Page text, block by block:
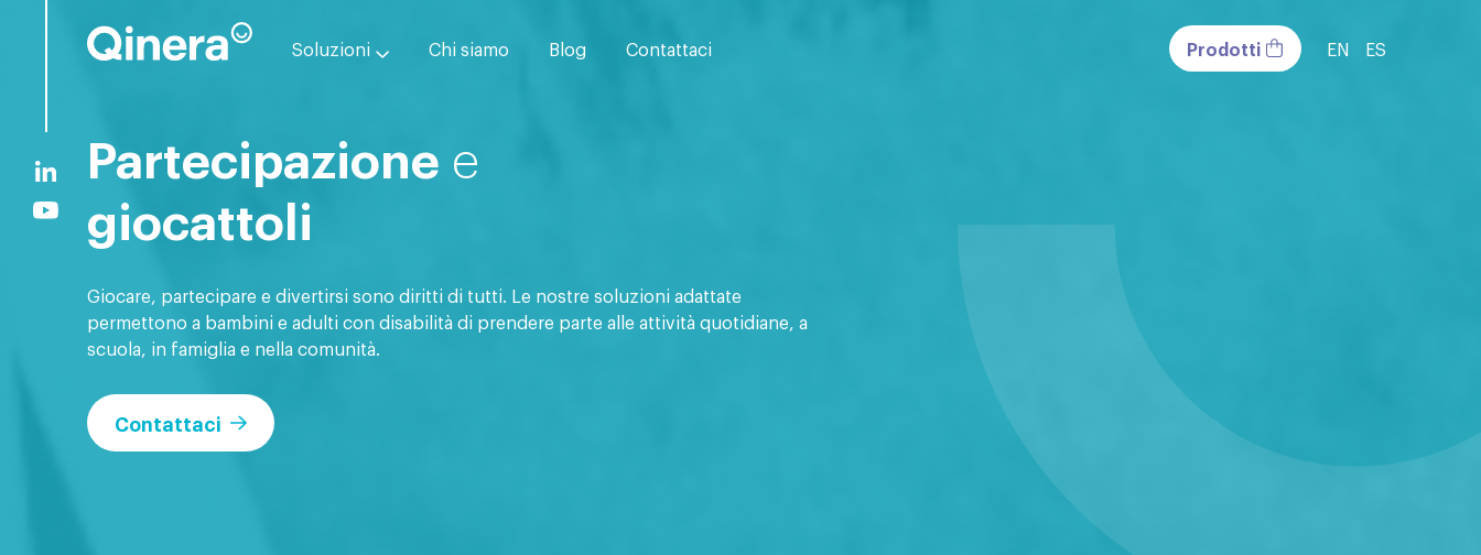
Soluzioni Chi siamo Blog Contattaci Prodotti EN ES
Partecipazione e
giocattoli
Giocare, partecipare e divertirsi sono diritti di tutti. Le nostre soluzioni adattate
permettono a bambini e adulti con disabilità di prendere parte alle attività quotidiane, a
scuola, in famiglia e nella comunità.
Contattaci